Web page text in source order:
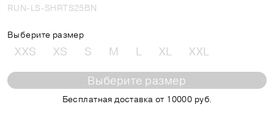
RUN-LS-SHRTS25BN
Выберите размер
XXS XS S M L XL XXL
Выберите размер
Бесплатная доставка от 10000 руб.